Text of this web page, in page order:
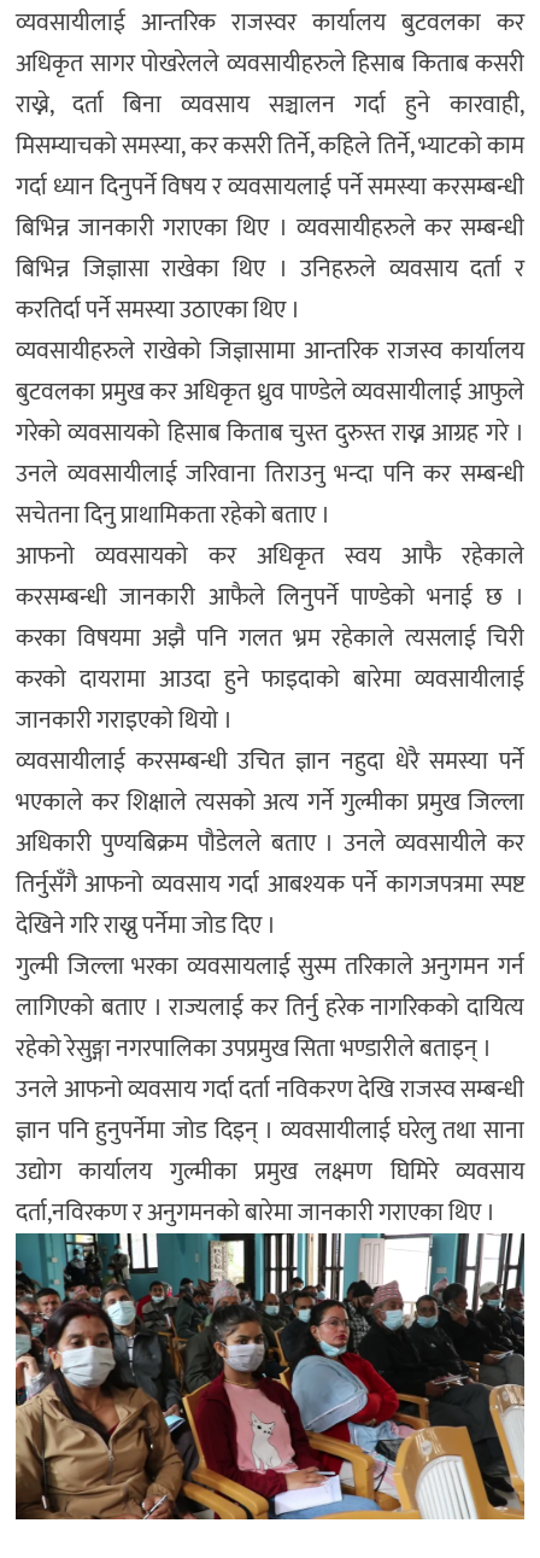
व्यवसायीलाई आन्तरिक राजस्वर कार्यालय बुटवलका कर
अधिकृत सागर पोखरेलले व्यवसायीहरुले हिसाब किताब कसरी
राख्ने, दर्ता बिना व्यवसाय सञ्चालन गर्दा हुने कारवाही,
मिसम्याचको समस्या, कर कसरी तिर्ने, कहिले तिर्ने, भ्याटको काम
गर्दा ध्यान दिनुपर्ने विषय र व्यवसायलाई पर्ने समस्या करसम्बन्धी
बिभिन्न जानकारी गराएका थिए । व्यवसायीहरुले कर सम्बन्धी
बिभिन्न जिज्ञासा राखेका थिए । उनिहरुले व्यवसाय दर्ता र
करतिर्दा पर्ने समस्या उठाएका थिए ।
व्यवसायीहरुले राखेको जिज्ञासामा आन्तरिक राजस्व कार्यालय
बुटवलका प्रमुख कर अधिकृत ध्रुव पाण्डेले व्यवसायीलाई आफुले
गरेको व्यवसायको हिसाब किताब चुस्त दुरुस्त राख्न आग्रह गरे ।
उनले व्यवसायीलाई जरिवाना तिराउनु भन्दा पनि कर सम्बन्धी
सचेतना दिनु प्राथामिकता रहेको बताए ।
आफनो व्यवसायको कर अधिकृत स्वय आफै रहेकाले
करसम्बन्धी जानकारी आफैले लिनुपर्ने पाण्डेको भनाई छ ।
करका विषयमा अझै पनि गलत भ्रम रहेकाले त्यसलाई चिरी
करको दायरामा आउदा हुने फाइदाको बारेमा व्यवसायीलाई
जानकारी गराइएको थियो ।
व्यवसायीलाई करसम्बन्धी उचित ज्ञान नहुदा धेरै समस्या पर्ने
भएकाले कर शिक्षाले त्यसको अत्य गर्ने गुल्मीका प्रमुख जिल्ला
अधिकारी पुण्यबिक्रम पौडेलले बताए । उनले व्यवसायीले कर
तिर्नुसँगै आफनो व्यवसाय गर्दा आबश्यक पर्ने कागजपत्रमा स्पष्ट
देखिने गरि राख्नु पर्नेमा जोड दिए ।
गुल्मी जिल्ला भरका व्यवसायलाई सुस्म तरिकाले अनुगमन गर्न
लागिएको बताए । राज्यलाई कर तिर्नु हरेक नागरिकको दायित्य
रहेको रेसुङ्गा नगरपालिका उपप्रमुख सिता भण्डारीले बताइन् ।
उनले आफनो व्यवसाय गर्दा दर्ता नविकरण देखि राजस्व सम्बन्धी
ज्ञान पनि हुनुपर्नेमा जोड दिइन् । व्यवसायीलाई घरेलु तथा साना
उद्योग कार्यालय गुल्मीका प्रमुख लक्ष्मण घिमिरे व्यवसाय
दर्ता,नविरकण र अनुगमनको बारेमा जानकारी गराएका थिए ।